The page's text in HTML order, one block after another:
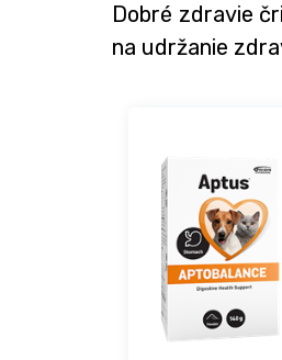
Dobré zdravie
na udržanie